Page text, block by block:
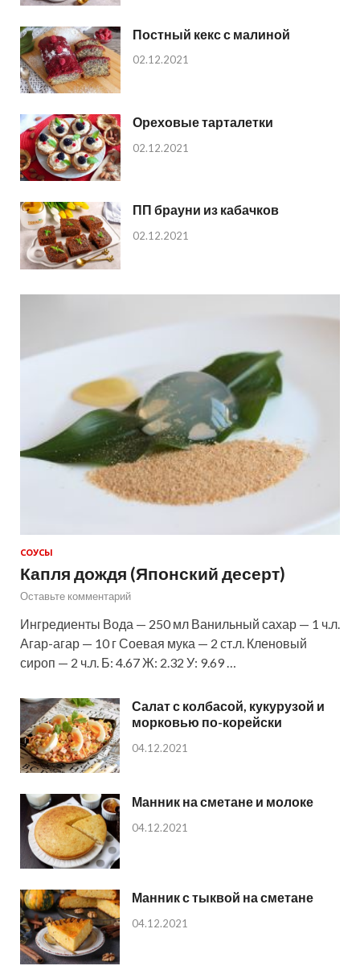
Постный кекс с малиной
02.12.2021
Ореховые тарталетки
02.12.2021
ПП брауни из кабачков
02.12.2021
СОУСЫ
Капля дождя (Японский десерт)
Оставьте комментарий
Ингредиенты Вода — 250 мл Ванильный сахар — 1 ч.л.
Агар-агар — 10 г Соевая мука — 2 ст.л. Кленовый
сироп — 2 ч.л. Б: 4.67 Ж: 2.32 У: 9.69 …
Салат с колбасой, кукурузой и
морковью по-корейски
04.12.2021
Манник на сметане и молоке
04.12.2021
Манник с тыквой на сметане
04.12.2021